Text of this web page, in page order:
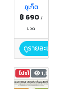
ผสม
น้ำผึ้ง
เข้มข้น
ภูเก็ต
฿ 690/
ขวด
ดูรายละเอียด
โปรโมชัน 1,503